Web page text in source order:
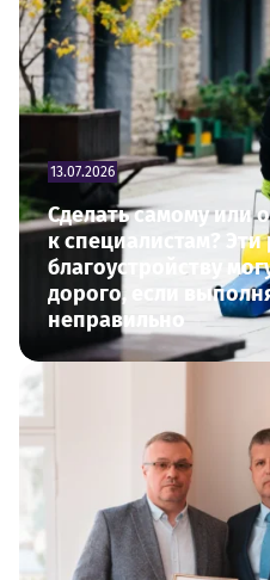
13.07.2026
Сделать самому или
к специалистам?
благоустройству
дорого, если
неправильно